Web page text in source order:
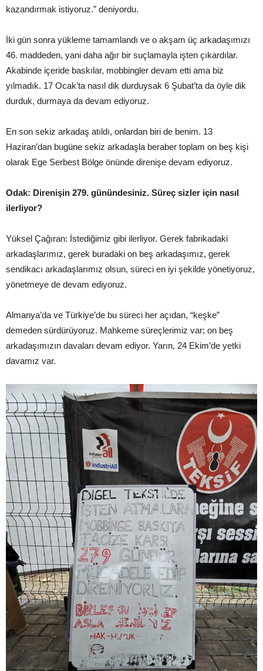
kazandırmak istiyoruz.” deniyordu.
İki gün sonra yükleme tamamlandı ve o akşam üç arkadaşımızı
46. maddeden, yani daha ağır bir suçlamayla işten çıkardılar.
Akabinde içeride baskılar, mobbingler devam etti ama biz
yılmadık. 17 Ocak’ta nasıl dik durduysak 6 Şubat’ta da öyle dik
durduk, durmaya da devam ediyoruz.
En son sekiz arkadaş atıldı, onlardan biri de benim. 13
Haziran’dan bugüne sekiz arkadaşla beraber toplam on beş kişi
olarak Ege Serbest Bölge önünde direnişe devam ediyoruz.
Odak: Direnişin 279. günündesiniz. Süreç sizler için nasıl
ilerliyor?
Yüksel Çağıran: İstediğimiz gibi ilerliyor. Gerek fabrikadaki
arkadaşlarımız, gerek buradaki on beş arkadaşımız, gerek
sendikacı arkadaşlarımız olsun, süreci en iyi şekilde yönetiyoruz,
yönetmeye de devam ediyoruz.
Almanya’da ve Türkiye’de bu süreci her açıdan, “keşke”
demeden sürdürüyoruz. Mahkeme süreçlerimiz var; on beş
arkadaşımızın davaları devam ediyor. Yarın, 24 Ekim’de yetki
davamız var.